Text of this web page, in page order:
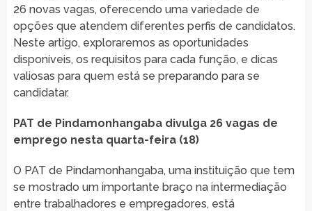
26 novas vagas, oferecendo uma variedade de
opções que atendem diferentes perfis de candidatos.
Neste artigo, exploraremos as oportunidades
disponíveis, os requisitos para cada função, e dicas
valiosas para quem está se preparando para se
candidatar.
PAT de Pindamonhangaba divulga 26 vagas de
emprego nesta quarta-feira (18)
O PAT de Pindamonhangaba, uma instituição que tem
se mostrado um importante braço na intermediação
entre trabalhadores e empregadores, está